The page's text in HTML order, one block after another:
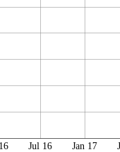
Jul 16 Jan 17